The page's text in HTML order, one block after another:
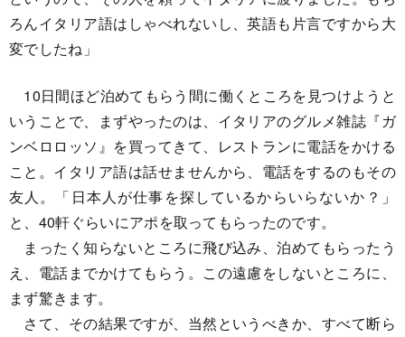
ろんイタリア語はしゃべれないし、英語も片言ですから大
変でしたね」
10日間ほど泊めてもらう間に働くところを見つけようと
いうことで、まずやったのは、イタリアのグルメ雑誌『ガ
ンベロロッソ』を買ってきて、レストランに電話をかける
こと。イタリア語は話せませんから、電話をするのもその
友人。「日本人が仕事を探しているからいらないか？」
と、40軒ぐらいにアポを取ってもらったのです。
まったく知らないところに飛び込み、泊めてもらったう
え、電話までかけてもらう。この遠慮をしないところに、
まず驚きます。
さて、その結果ですが、当然というべきか、すべて断ら